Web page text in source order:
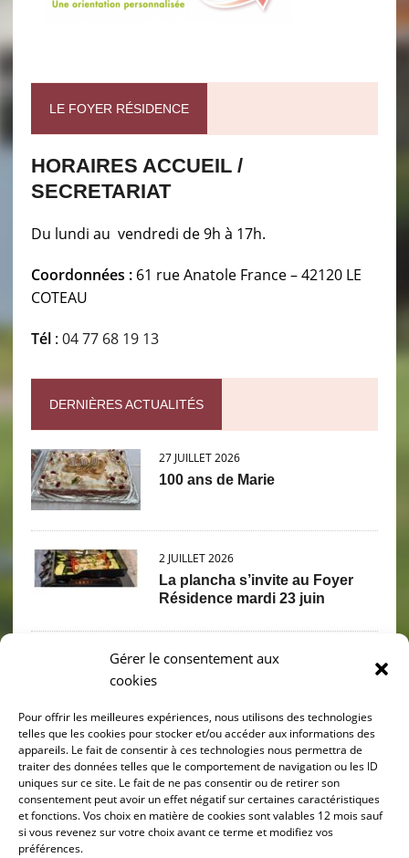
Gérer le consentement aux
cookies
Pour offrir les meilleures expériences, nous utilisons des technologies
telles que les cookies pour stocker et/ou accéder aux informations des
appareils. Le fait de consentir à ces technologies nous permettra de
traiter des données telles que le comportement de navigation ou les ID
uniques sur ce site. Le fait de ne pas consentir ou de retirer son
consentement peut avoir un effet négatif sur certaines caractéristiques
et fonctions. Vos choix en matière de cookies sont valables 12 mois sauf
si vous revenez sur votre choix avant ce terme et modifiez vos
préférences.
LE FOYER RÉSIDENCE
HORAIRES ACCUEIL /
SECRETARIAT
Du lundi au vendredi de 9h à 17h.
Coordonnées :61 rue Anatole France – 42120 LE
COTEAU
Tél: 04 77 68 19 13
DERNIÈRES ACTUALITÉS
27 JUILLET 2026
100 ans de Marie
2 JUILLET 2026
La plancha s’invite au Foyer
Résidence mardi 23 juin
2 JUILLET 2026
30 JUIN 2026
Sortie grenouilles 11 juin